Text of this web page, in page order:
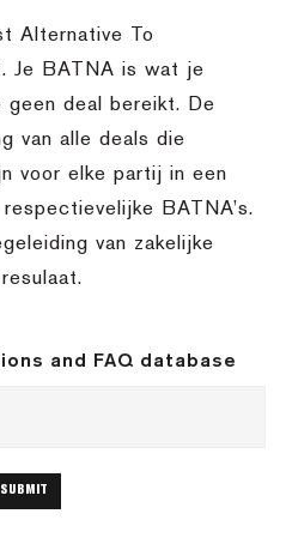
Alternative To
Je BATNA is wat je
geen deal bereikt. De
van alle deals die
voor elke partij in een
BATNA’s.
van zakelijke
and FAQ database